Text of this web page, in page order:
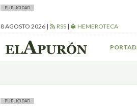
PUBLICIDAD
8 AGOSTO 2026 | RSS | HEMEROTECA
PUBLICIDAD